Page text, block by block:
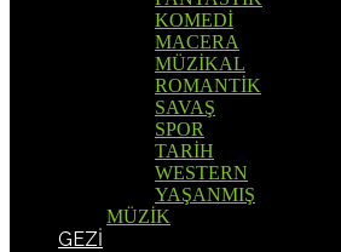
KOMEDİ
MACERA
MÜZİKAL
ROMANTİK
SAVAŞ
SPOR
TARİH
WESTERN
YAŞANMIŞ
MÜZİK
GEZİ